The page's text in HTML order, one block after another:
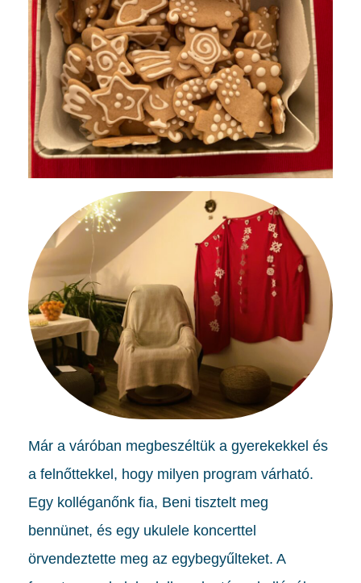
Már a váróban megbeszéltük a gyerekekkel és
a felnőttekkel, hogy milyen program várható.
Egy kolléganőnk fia, Beni tisztelt meg
bennünet, és egy ukulele koncerttel
örvendeztette meg az egybegyűlteket. A